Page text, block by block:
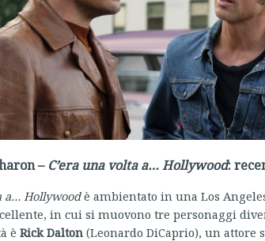
– C’era una volta a… Hollywood:
a… Hollywoodè ambientato in una Los
in cui si muovono tre personaggi
è Rick Dalton(Leonardo DiCaprio), un attore